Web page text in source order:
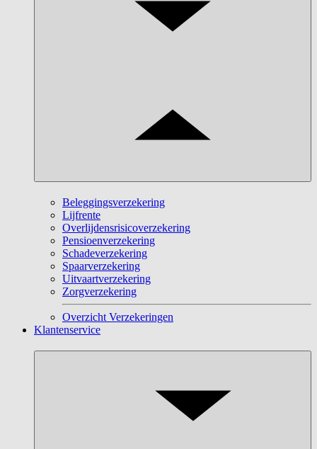
Beleggingsverzekering
Lijfrente
Overlijdensrisicoverzekering
Pensioenverzekering
Schadeverzekering
Spaarverzekering
Uitvaartverzekering
Zorgverzekering
Overzicht Verzekeringen
Klantenservice